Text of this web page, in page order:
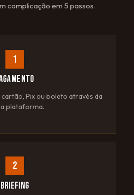
complicação em 5 passos.
1
Pix ou boleto através da
plataforma.
2
BRIEFING